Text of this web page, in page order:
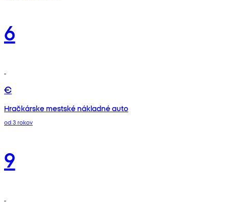
6
€
Hračkárske mestské nákladné auto
od 3 rokov
9